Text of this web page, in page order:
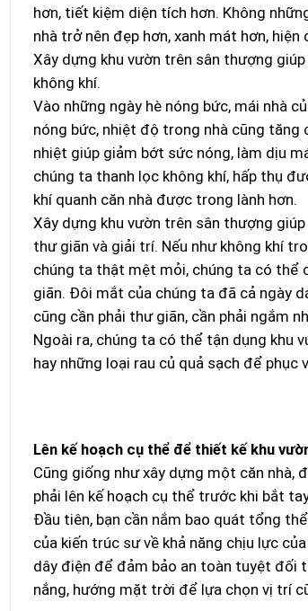
hơn, tiết kiệm diện tích hơn. Không
nhà trở nên đẹp hơn, xanh mát hơn, hiện
Xây dựng khu vườn trên sân thượng
không khí.
Vào những ngày hè nóng bức, mái nhà
nóng bức, nhiệt độ trong nhà cũng
nhiệt giúp giảm bớt sức nóng, làm dịu
chúng ta thanh lọc không khí, hấp thụ
khí quanh căn nhà được trong lành hơn.
Xây dựng khu vườn trên sân thượng
thư giãn và giải trí. Nếu như không khí
chúng ta thật mệt mỏi, chúng ta có thể
giãn. Đôi mắt của chúng ta đã cả ngày
cũng cần phải thư giãn, cần phải ngắm
Ngoài ra, chúng ta có thể tận dụng khu
hay những loại rau củ quả sạch để
Lên kế hoạch cụ thể để thiết kế khu
Cũng giống như xây dựng một căn nhà,
phải lên kế hoạch cụ thể trước khi bắt
Đầu tiên, bạn cần nắm bao quát tổng
của kiến trúc sư về khả năng chịu lực
dây điện để đảm bảo an toàn tuyệt đối
nắng, hướng mặt trời để lựa chọn vị trí